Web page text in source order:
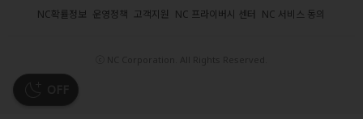
NC확률정보 운영정책 고객지원 NC 프라이버시 센터 NC 서비스 동의